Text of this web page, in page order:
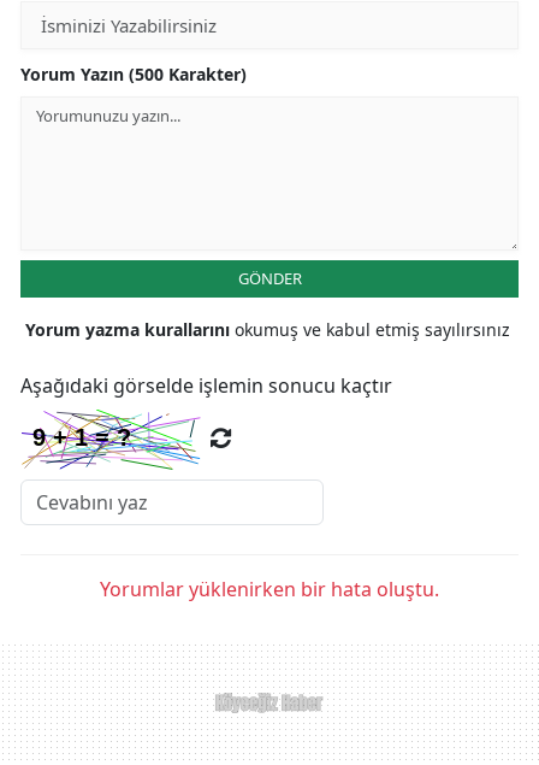
Yorum Yazın (500 Karakter)
GÖNDER
Yorum yazma kurallarını okumuş ve kabul etmiş sayılırsınız
Aşağıdaki görselde işlemin sonucu kaçtır
Yorumlar yüklenirken bir hata oluştu.